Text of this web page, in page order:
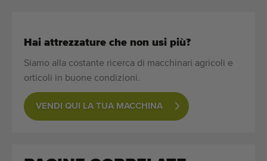
Hai attrezzature che non usi più?
Siamo alla costante ricerca di macchinari agricoli e
orticoli in buone condizioni.
VENDI QUI LA TUA MACCHINA